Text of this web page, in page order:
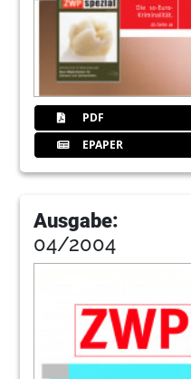
PDF
EPAPER
Ausgabe:
04/2004